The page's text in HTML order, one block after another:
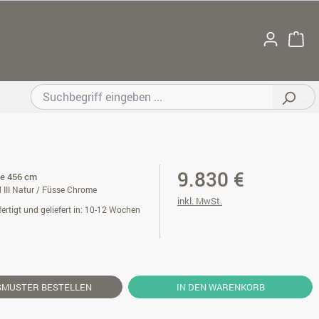
456 cm
III Natur / Füsse Chrome
und geliefert in: 10-12 Wochen
9.830 €
inkl. MwSt.
BESTELLEN IN DEN WARENKORB